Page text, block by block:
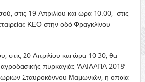
στις 19 Απριλίου και ώρα 10.00, στις
ΚΕΟ στην οδό Φραγκλίνου
στις 20 Απριλίου και ώρα 10.30, θα
πυρκαγιάς ‘ΛΑΙΛΑΠΑ 2018’
Σταυροκόννου Μαμωνιών, η οποία